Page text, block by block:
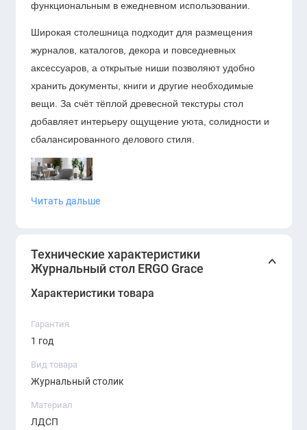
функциональным в ежедневном использовании.
Широкая столешница подходит для размещения
журналов, каталогов, декора и повседневных
аксессуаров, а открытые ниши позволяют удобно
хранить документы, книги и другие необходимые
вещи. За счёт тёплой древесной текстуры стол
добавляет интерьеру ощущение уюта, солидности и
сбалансированного делового стиля.
современные офисные интерьеры и хорошо
сочетается с мягкой мебелью, шкафами и
кабинетными коллекциями в древесных и
Читать дальше
Технические характеристики
Журнальный стол ERGO Grace
Характеристики товара
Гарантия
1 год
Вид товара
Журнальный столик
Материал
ЛДСП